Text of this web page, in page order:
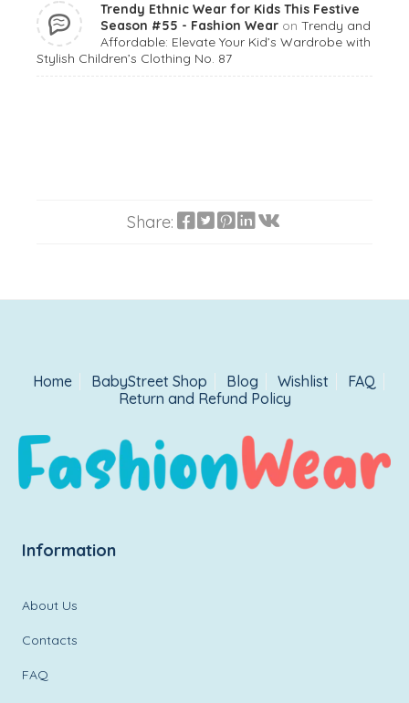
Trendy Ethnic Wear for Kids This Festive
Season #55 - Fashion Wear on Trendy and
Affordable: Elevate Your Kid’s Wardrobe with
Stylish Children’s Clothing No. 87
Share:
Home BabyStreet Shop Blog Wishlist
FAQ
Return and Refund Policy
Information
About Us
Contacts
FAQ